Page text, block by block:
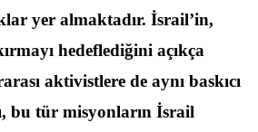
yer almaktadır. İsrail’in,
hedeflediğini açıkça
aktivistlere de aynı baskıcı
bu tür misyonların İsrail